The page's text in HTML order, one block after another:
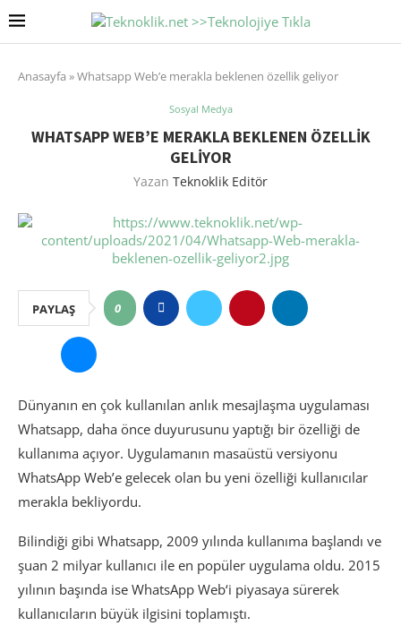
Anasayfa »Whatsapp Web’e merakla beklenen özellik geliyor
Sosyal Medya
WHATSAPP WEB’E MERAKLA BEKLENEN ÖZELLIK
GELIYOR
Yazan Teknoklik Editör
PAYLAŞ 0
Dünyanın en çok kullanılan anlık mesajlaşma uygulaması
Whatsapp, daha önce duyurusunu yaptığı bir özelliği de
kullanıma açıyor. Uygulamanın masaüstü versiyonu
WhatsApp Web’e gelecek olan bu yeni özelliği kullanıcılar
merakla bekliyordu.
Bilindiği gibi Whatsapp, 2009 yılında kullanıma başlandı ve
şuan 2 milyar kullanıcı ile en popüler uygulama oldu. 2015
yılının başında ise WhatsApp Web‘i piyasaya sürerek
kullanıcıların büyük ilgisini toplamıştı.